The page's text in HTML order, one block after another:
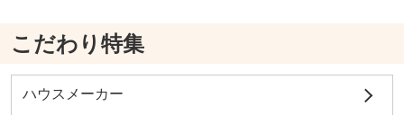
こだわり特集
ハウスメーカー